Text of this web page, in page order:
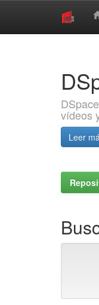
vídeos
Leer